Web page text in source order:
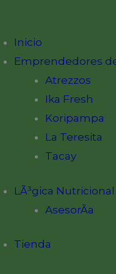
Inicio
Emprendedores
Atrezzos
Ika Fresh
Koripampa
La Teresita
Tacay
LÃ³gica Nutricional
AsesorÃ­a
Tienda